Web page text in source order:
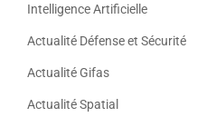
Intelligence Artificielle
Actualité Défense et Sécurité
Actualité Gifas
Actualité Spatial